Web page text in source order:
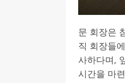
문 회장은
직 회장들
사하다며,
시간을 마